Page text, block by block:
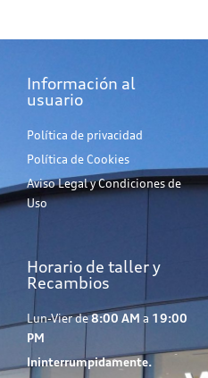
Información al
usuario
Política de privacidad
Política de Cookies
Aviso Legal y Condiciones de
Uso
Horario de taller y
Recambios
Lun-Vier de8:00 AM a 19:00
PM
Ininterrumpidamente.